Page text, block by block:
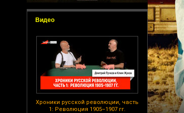
Видео
Хроники русской революции, часть
1: Революция 1905–1907 гг.